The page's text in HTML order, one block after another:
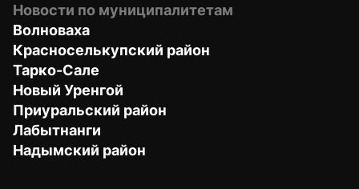
Новости по муниципалитетам
Волноваха
Красноселькупский район
Тарко-Сале
Новый Уренгой
Приуральский район
Лабытнанги
Надымский район